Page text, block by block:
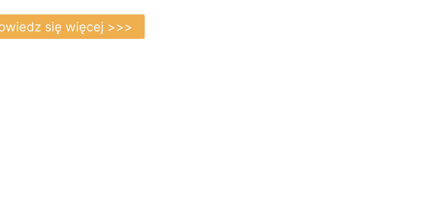
się więcej >>>